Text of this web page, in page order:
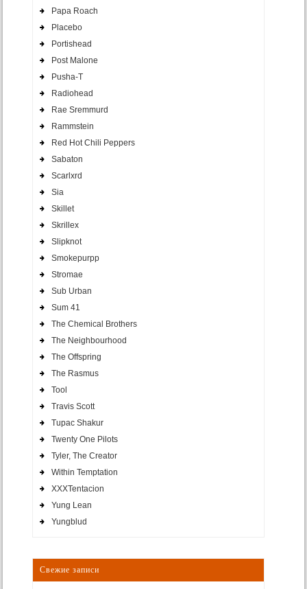
Papa Roach
Placebo
Portishead
Post Malone
Pusha-T
Radiohead
Rae Sremmurd
Rammstein
Red Hot Chili Peppers
Sabaton
Scarlxrd
Sia
Skillet
Skrillex
Slipknot
Smokepurpp
Stromae
Sub Urban
Sum 41
The Chemical Brothers
The Neighbourhood
The Offspring
The Rasmus
Tool
Travis Scott
Tupac Shakur
Twenty One Pilots
Tyler, The Creator
Within Temptation
XXXTentacion
Yung Lean
Yungblud
Свежие записи